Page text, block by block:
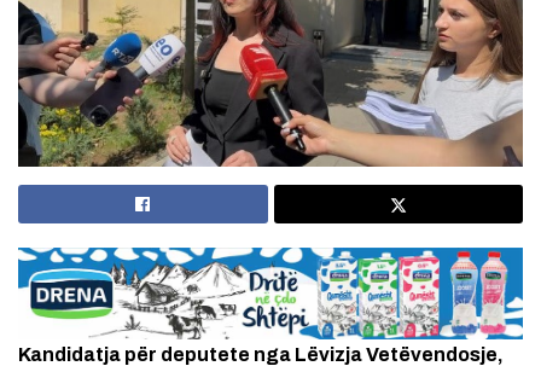
Kandidatja për deputete nga Lëvizja Vetëvendosje,